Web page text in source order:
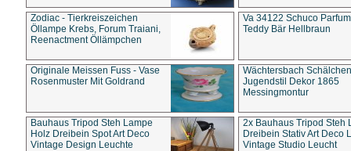
Zodiac - Tierkreiszeichen
Öllampe Krebs, Forum Traiani,
Reenactment Öllämpchen
Va 34122 Schuco
Teddy Bär Hellbraun
Originale Meissen Fuss - Vase
Rosenmuster Mit Goldrand
Wächtersbach Schälchen
Jugendstil Dekor 1865
Messingmontur
Bauhaus Tripod Steh Lampe
Holz Dreibein Spot Art Deco
Vintage Design Leuchte
2x Bauhaus Tripod Steh
Dreibein Stativ Art Deco
Vintage Studio Leucht